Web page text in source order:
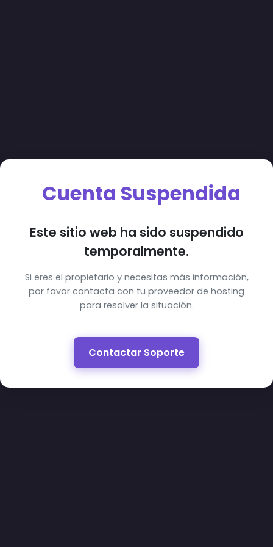
Cuenta Suspendida
Este sitio web ha sido suspendido
temporalmente.
Si eres el propietario y necesitas más información,
por favor contacta con tu proveedor de hosting
para resolver la situación.
Contactar Soporte